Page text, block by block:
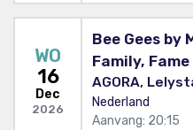
WO
16
Dec
2026
Bee Gees by
Family,
AGORA,
Nederland
Aanvang: 20:15